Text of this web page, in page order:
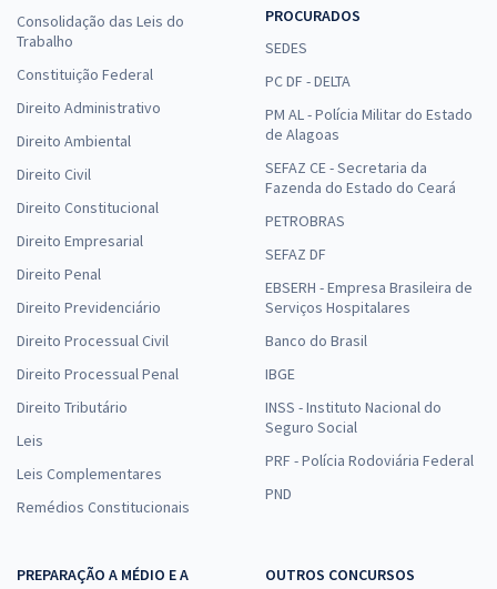
TRF 4ª Região - Tribunal Regional Federal da 4ª Região -
Analista Judiciário - Área Apoio Especializado -
Especialidade: Enfermagem (Pós-edital)
R$ 423,92 à vista
R$ 35,33
Economize R$ 105,98 (-20%)
TRF 1ª Região - Tribunal Regional Federal da 1ª Região -
Analista Judiciário - Área Administrativa, Sem Especialidade
(Treinamento Intensivo)
R$ 471,92 à vista
R$ 39,33
Economize R$ 117,98 (-20%)
Comprar
Consolidação das Leis do
Trabalho
Constituição Federal
Direito Administrativo
Direito Ambiental
Direito Civil
Direito Constitucional
Direito Empresarial
Direito Penal
Direito Previdenciário
Direito Processual Civil
Direito Processual Penal
Direito Tributário
Leis
Leis Complementares
Remédios Constitucionais
PROCURADOS
SEDES
PC DF - DELTA
PM AL - Polícia Militar do Estado
de Alagoas
SEFAZ CE - Secretaria da
Fazenda do Estado do Ceará
PETROBRAS
SEFAZ DF
EBSERH - Empresa Brasileira de
Serviços Hospitalares
Banco do Brasil
IBGE
INSS - Instituto Nacional do
Seguro Social
PRF - Polícia Rodoviária Federal
PND
PREPARAÇÃO A MÉDIO E A
OUTROS CONCURSOS